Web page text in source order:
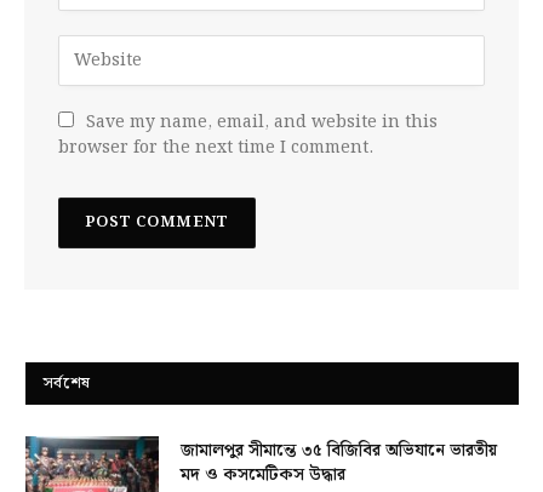
Save my name, email, and website in this
browser for the next time I comment.
সর্বশেষ
জামালপুর সীমান্তে ৩৫ বিজিবির অভিযানে ভারতীয়
মদ ও কসমেটিকস উদ্ধার